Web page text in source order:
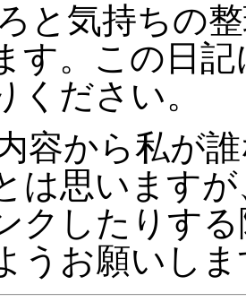
と気持ちの
す。この日
ください。
容から私が
は思います
クしたりす
うお願いし